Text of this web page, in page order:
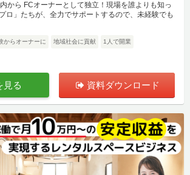
から FCオーナーとして独立！現場を誰よりも知っ
ロ」たちが、全力でサポートするので、未経験でも
からオーナーに 地域社会に貢献 1人で開業
見る 資料ダウンロード